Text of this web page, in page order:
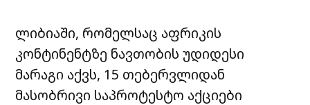
ლიბიაში, რომელსაც აფრიკის
კონტინენტზე ნავთობის უდიდესი
მარაგი აქვს, 15 თებერვლიდან
მასობრივი საპროტესტო აქციები